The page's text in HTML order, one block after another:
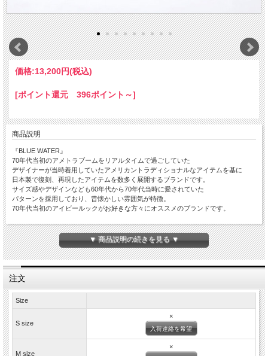
価格:13,200円(税込)
[ポイント還元 396ポイント～]
商品説明
『BLUE WATER』
70年代当初のアメトラブームをリアルタイムで過ごしていた
デザイナーが当時着用していたアメリカントラディショナルなアイテムを基に
日本製で復刻、再現したアイテムを数多く展開するブランドです。
サイズ感やデザインなども60年代から70年代当時に愛されていた
パターンを採用しており、昔懐かしい雰囲気が特徴。
70年代当初のアイビールックがお好きな方々にオススメのブランドです。
スティラップレザーを使用したナンバリングベルトです。
上質なスティラップレザーは非常にしなやかで
皺にもなりにくく上品な素材感
蝋引きされており、油分もタップリで使い込むごとに良い雰囲気に◎
流行り廃りの無い、シンプルなデザインで
様々なスタイルに活用いただけるかと思います。
是非、ご検討宜しくお願いします。
SIZE/ベルト全長/5番目の穴/3番目の穴/一番目の穴
Msize/98cm/80.5cm/86cm/91cm
ベルトの厚み 3mm
▼ 商品説明の続きを見る ▼
注文
Size
S size
×
入荷連絡を希望
M size
×